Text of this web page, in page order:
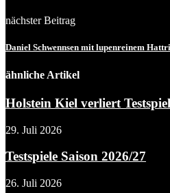
nächster Beitrag
Daniel Schwennsen mit lupenreinem
ähnliche Artikel
Holstein Kiel verliert
29. Juli 2026
Testspiele Saison 2026/27
26. Juli 2026